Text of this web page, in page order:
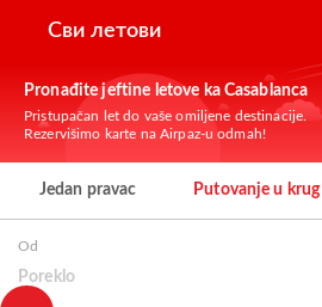
Сви летови
Pronađite jeftine letove ka Casablanca
Pristupačan let do vaše omiljene destinacije.
Rezervišimo karte na Airpaz-u odmah!
Jedan pravac Putovanje u krug
Od
Poreklo